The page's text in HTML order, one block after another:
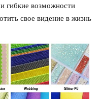
гибкие возможности
свое видение в жизнь